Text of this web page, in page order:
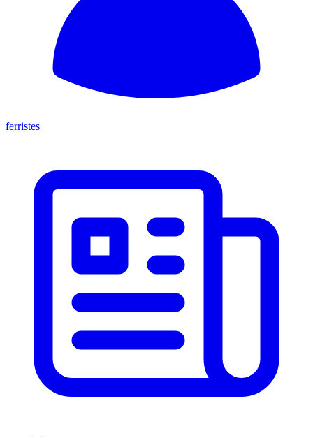
ferristes